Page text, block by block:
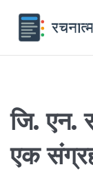
जि. एन.
एक